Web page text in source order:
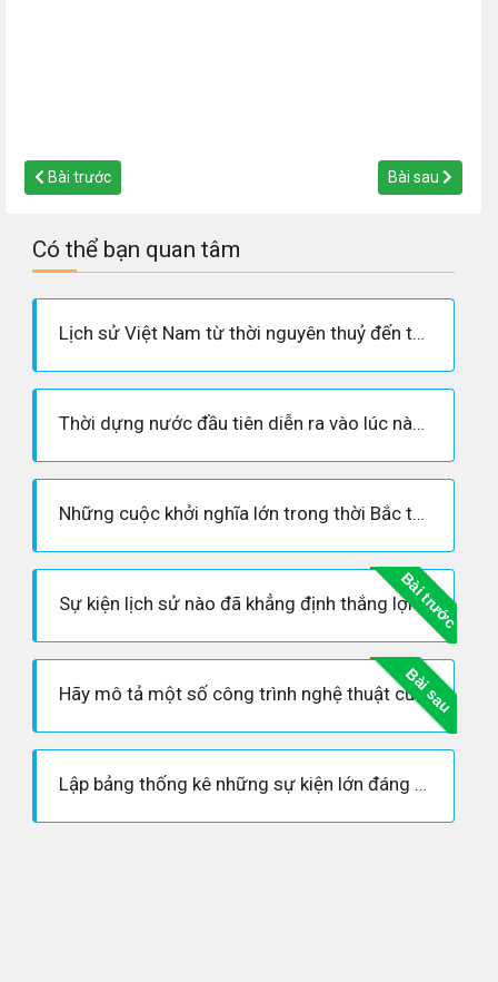
Bài trước Bài sau
Có thể bạn quan tâm
Lịch sử Việt Nam từ thời nguyên thuỷ đến thế kỉ X trải qua những giai đoạn lớn nào?
Thời dựng nước đầu tiên diễn ra vào lúc nào? Tên nước là gì? Vị vua đầu tiên là ai?
Những cuộc khởi nghĩa lớn trong thời Bắc thuộc. Ý nghĩa lịch sử của những cuộc khởi nghĩa đó.
Bài trước
Sự kiện lịch sử nào đã khẳng định thắng lợi hoàn toàn của nhân dân ta trong sự nghiệp giành lại độc lập cho Tổ quốc?
Bài sau
Hãy mô tả một số công trình nghệ thuật của nước ta thời cổ đại.
Lập bảng thống kê những sự kiện lớn đáng ghi nhớ của lịch sử nước ta từ khi dựng nước đến năm 938.